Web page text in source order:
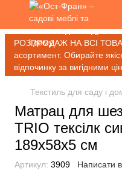
РОЗПРОДАЖ НА ВСІ
асортимент. Обирайте
відпочинку за вигідними
Текстиль для саду і
Матрац для
TRIO тексілк
189x58x5 см
Артикул: 3909 Написати